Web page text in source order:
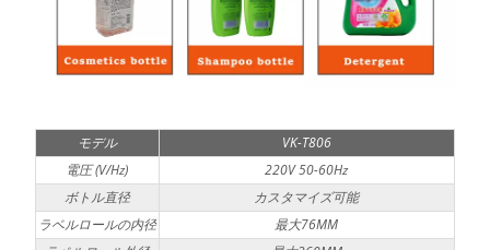
モデル
VK-T806
電圧 (V/Hz)
220V 50-60Hz
ボトル直径
カスタマイズ可能
ラベルロールの内径
最大76MM